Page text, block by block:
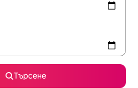
Търсене